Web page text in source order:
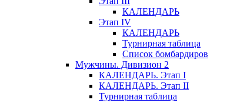
КАЛЕНДАРЬ
Этап IV
КАЛЕНДАРЬ
Турнирная таблица
Список бомбардиров
Мужчины. Дивизион 2
КАЛЕНДАРЬ. Этап I
КАЛЕНДАРЬ. Этап II
Турнирная таблица